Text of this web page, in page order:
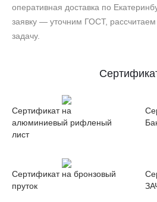
оперативная доставка по
заявку — уточним ГОСТ,
задачу.
Сертификат на
алюминиевый рифленый
лист
Сертификат на бронзовый
пруток